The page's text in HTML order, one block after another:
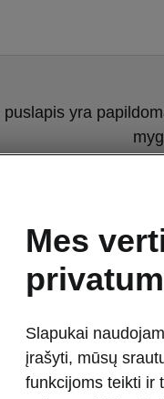
puslapis yra
Mes
Slapukai
įrašyti, mūsų
funkcijoms teikti ir